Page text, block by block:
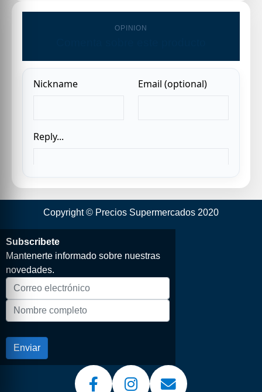
OPINION
Copyright © Precios Supermercados 2020
Subscribete
Mantenerte informado sobre nuestras
novedades.